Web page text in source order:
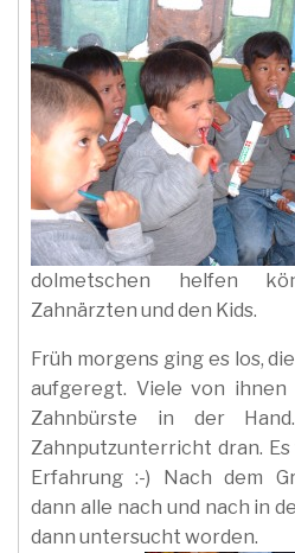
dolmetschen helfen
Zahnärzten und den Kids.
Früh morgens ging es los,
aufgeregt. Viele von
Zahnbürste in der
Zahnputzunterricht dran.
Erfahrung :-) Nach dem
dann alle nach und nach in
dann untersucht worden.